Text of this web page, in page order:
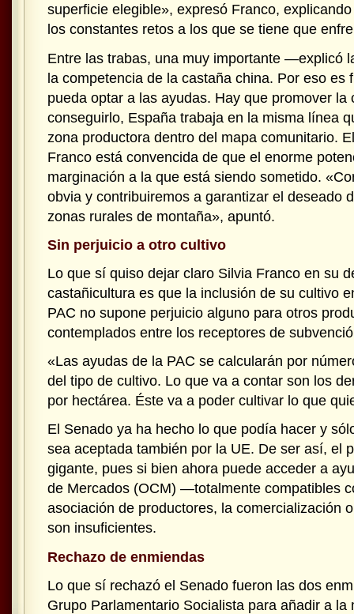
superficie elegible», expresó Franco,
los constantes retos a los que se tiene que
Entre las trabas, una muy importante —explicó
la competencia de la castaña china. Por eso es
pueda optar a las ayudas. Hay que promover la
conseguirlo, España trabaja en la misma línea
zona productora dentro del mapa comunitario.
Franco está convencida de que el enorme
marginación a la que está siendo sometido.
obvia y contribuiremos a garantizar el deseado
zonas rurales de montaña», apuntó.
Sin perjuicio a otro cultivo
Lo que sí quiso dejar claro Silvia Franco en su
castañicultura es que la inclusión de su cultivo
PAC no supone perjuicio alguno para otros
contemplados entre los receptores de
«Las ayudas de la PAC se calcularán por
del tipo de cultivo. Lo que va a contar son los
por hectárea. Éste va a poder cultivar lo que
El Senado ya ha hecho lo que podía hacer y
sea aceptada también por la UE. De ser así, el
gigante, pues si bien ahora puede acceder a
de Mercados (OCM) —totalmente compatibles
asociación de productores, la comercialización
son insuficientes.
Rechazo de enmiendas
Lo que sí rechazó el Senado fueron las dos
Grupo Parlamentario Socialista para añadir a la